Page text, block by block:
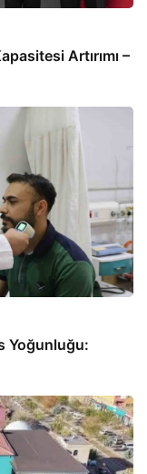
Artırımı –
Yoğunluğu: